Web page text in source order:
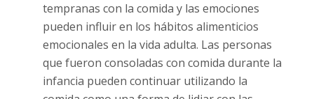
tempranas con la comida y las emociones
pueden influir en los hábitos alimenticios
emocionales en la vida adulta. Las personas
que fueron consoladas con comida durante la
infancia pueden continuar utilizando la